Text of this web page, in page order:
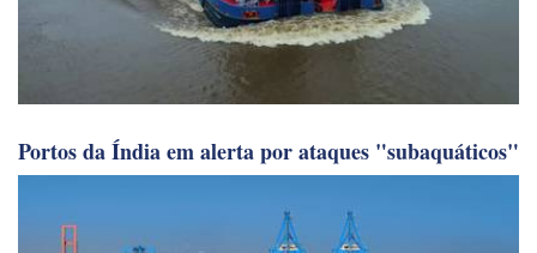
Portos da Índia em alerta por ataques "subaquáticos"